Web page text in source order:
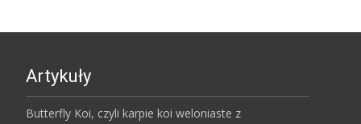
Artykuły
Butterfly Koi, czyli karpie koi weloniaste z